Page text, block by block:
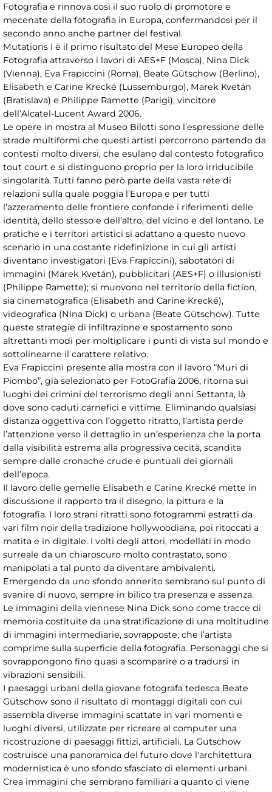
Fotografia e rinnova così il suo ruolo di promotore e
mecenate della fotografia in Europa, confermandosi per il
secondo anno anche partner del festival.
Mutations I è il primo risultato del Mese Europeo della
Fotografia attraverso i lavori di AES+F (Mosca), Nina Dick
(Vienna), Eva Frapiccini (Roma), Beate Gütschow (Berlino),
Elisabeth e Carine Krecké (Lussemburgo), Marek Kvetán
(Bratislava) e Philippe Ramette (Parigi), vincitore
dell’Alcatel-Lucent Award 2006.
Le opere in mostra al Museo Bilotti sono l’espressione delle
strade multiformi che questi artisti percorrono partendo da
contesti molto diversi, che esulano dal contesto fotografico
tout court e si distinguono proprio per la loro irriducibile
singolarità. Tutti fanno però parte della vasta rete di
relazioni sulla quale poggia l’Europa e per tutti
l’azzeramento delle frontiere confonde i riferimenti delle
identità, dello stesso e dell’altro, del vicino e del lontano. Le
pratiche e i territori artistici si adattano a questo nuovo
scenario in una costante ridefinizione in cui gli artisti
diventano investigatori (Eva Frapiccini), sabotatori di
immagini (Marek Kvetán), pubblicitari (AES+F) o illusionisti
(Philippe Ramette); si muovono nel territorio della fiction,
sia cinematografica (Elisabeth and Carine Krecké),
videografica (Nina Dick) o urbana (Beate Gütschow). Tutte
queste strategie di infiltrazione e spostamento sono
altrettanti modi per moltiplicare i punti di vista sul mondo e
sottolinearne il carattere relativo.
Eva Frapiccini presente alla mostra con il lavoro “Muri di
Piombo”, già selezionato per FotoGrafia 2006, ritorna sui
luoghi dei crimini del terrorismo degli anni Settanta, là
dove sono caduti carnefici e vittime. Eliminando qualsiasi
distanza oggettiva con l’oggetto ritratto, l’artista perde
l’attenzione verso il dettaglio in un’esperienza che la porta
dalla visibilità estrema alla progressiva cecità, scandita
sempre dalle cronache crude e puntuali dei giornali
dell’epoca.
Il lavoro delle gemelle Elisabeth e Carine Krecké mette in
discussione il rapporto tra il disegno, la pittura e la
fotografia. I loro strani ritratti sono fotogrammi estratti da
vari film noir della tradizione hollywoodiana, poi ritoccati a
matita e in digitale. I volti degli attori, modellati in modo
surreale da un chiaroscuro molto contrastato, sono
manipolati a tal punto da diventare ambivalenti.
Emergendo da uno sfondo annerito sembrano sul punto di
svanire di nuovo, sempre in bilico tra presenza e assenza.
Le immagini della viennese Nina Dick sono come tracce di
memoria costituite da una stratificazione di una moltitudine
di immagini intermediarie, sovrapposte, che l’artista
comprime sulla superficie della fotografia. Personaggi che si
sovrappongono fino quasi a scomparire o a tradursi in
vibrazioni sensibili.
I paesaggi urbani della giovane fotografa tedesca Beate
Gütschow sono il risultato di montaggi digitali con cui
assembla diverse immagini scattate in vari momenti e
luoghi diversi, utilizzate per ricreare al computer una
ricostruzione di paesaggi fittizi, artificiali. La Gutschow
costruisce una panoramica del futuro dove l'architettura
modernistica è uno sfondo sfasciato di elementi urbani.
Crea immagini che sembrano familiari a quanto ci viene